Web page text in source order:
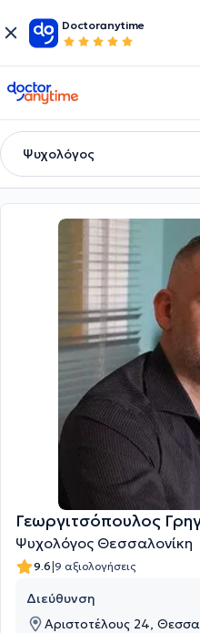
Doctoranytime
doctoranytime
Ψυχολόγος
Γεωργιτσόπουλος
Ψυχολόγος Θεσσαλονίκη
9.6|9 αξιολογήσεις
Διεύθυνση
Αριστοτέλους 24,